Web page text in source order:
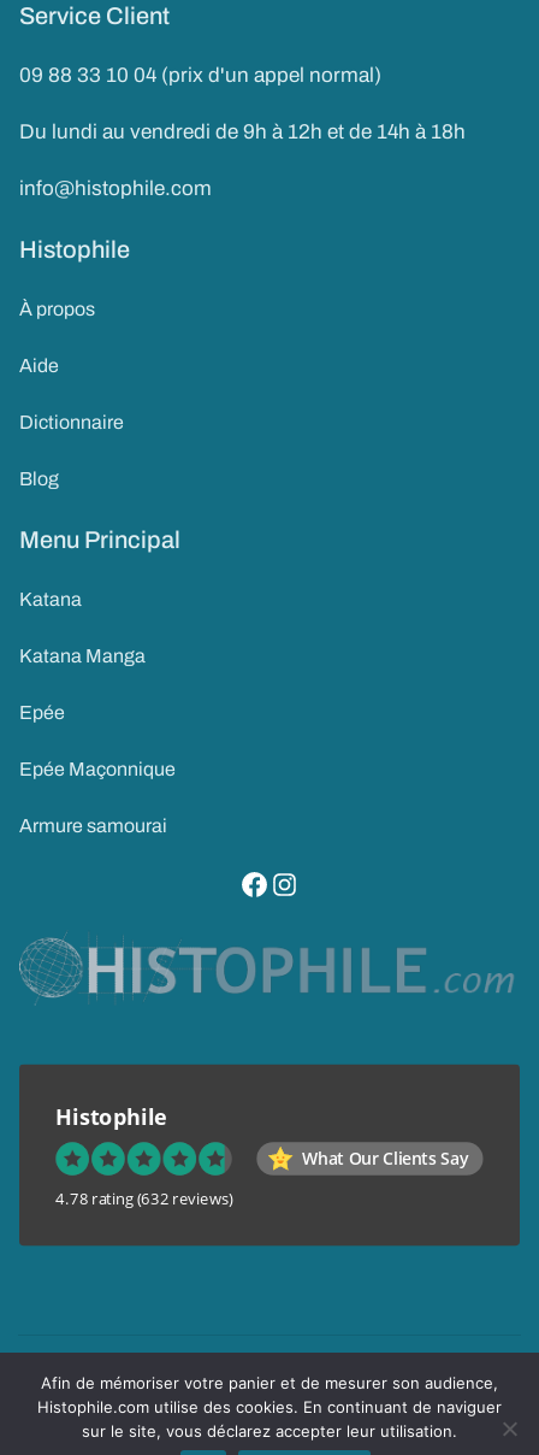
Service Client
09 88 33 10 04 (prix d'un appel normal)
Du lundi au vendredi de 9h à 12h et de 14h à 18h
info@histophile.com
Histophile
À propos
Aide
Dictionnaire
Blog
Menu Principal
Katana
Katana Manga
Epée
Epée Maçonnique
Armure samourai
visitez notre page facebook
suivez notre compte instagram
Histophile
What Our Clients Say
4.78 rating (632 reviews)
Conditions générales de vente
Garantie de confidentialité
Afin de mémoriser votre panier et de mesurer son audience,
Histophile.com utilise des cookies. En continuant de naviguer
sur le site, vous déclarez accepter leur utilisation.